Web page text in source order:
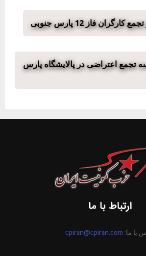
فاز 12 پارس جنوبی
تجمع اعتراضی در پالایشگاه پارس
ارتباط با ما
با ما: cpiran@cpiran.com